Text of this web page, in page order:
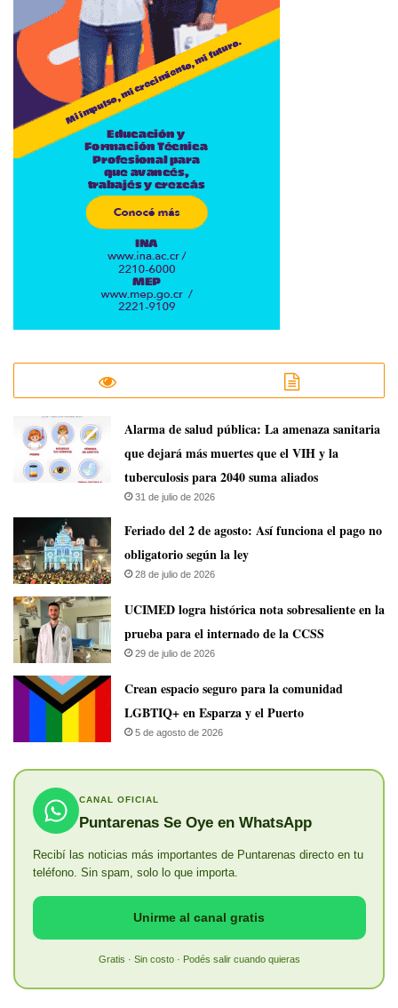
​Alarma de salud pública: La amenaza sanitaria
que dejará más muertes que el VIH y la
tuberculosis para 2040 suma aliados
31 de julio de 2026
Feriado del 2 de agosto: Así funciona el pago no
obligatorio según la ley
28 de julio de 2026
UCIMED logra histórica nota sobresaliente en la
prueba para el internado de la CCSS
29 de julio de 2026
Crean espacio seguro para la comunidad
LGBTIQ+ en Esparza y el Puerto
5 de agosto de 2026
CANAL OFICIAL
Puntarenas Se Oye en WhatsApp
Recibí las noticias más importantes de Puntarenas directo en tu
teléfono. Sin spam, solo lo que importa.
Unirme al canal gratis
Gratis · Sin costo · Podés salir cuando quieras